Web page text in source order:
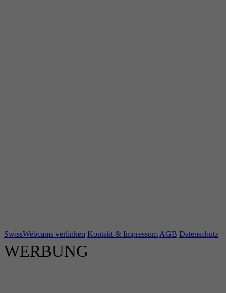
SwissWebcams verlinken Kontakt & ImpressumAGB Datenschutz
WERBUNG